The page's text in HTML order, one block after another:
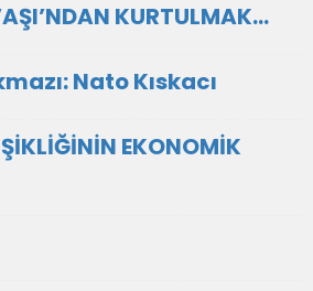
KURTULMAK…
Nato Kıskacı
EKONOMİK